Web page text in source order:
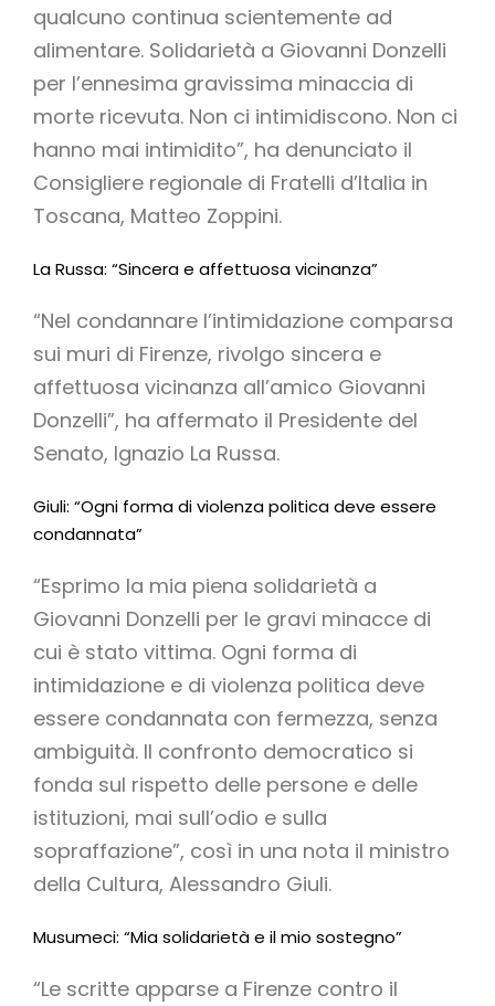
qualcuno continua scientemente ad
alimentare. Solidarietà a Giovanni Donzelli
per l’ennesima gravissima minaccia di
morte ricevuta. Non ci intimidiscono. Non ci
hanno mai intimidito”, ha denunciato il
Consigliere regionale di Fratelli d’Italia in
Toscana, Matteo Zoppini.
La Russa: “Sincera e affettuosa vicinanza”
“Nel condannare l’intimidazione comparsa
sui muri di Firenze, rivolgo sincera e
affettuosa vicinanza all’amico Giovanni
Donzelli”, ha affermato il Presidente del
Senato, Ignazio La Russa.
Giuli: “Ogni forma di violenza politica deve essere
condannata”
“Esprimo la mia piena solidarietà a
Giovanni Donzelli per le gravi minacce di
cui è stato vittima. Ogni forma di
intimidazione e di violenza politica deve
essere condannata con fermezza, senza
ambiguità. Il confronto democratico si
fonda sul rispetto delle persone e delle
istituzioni, mai sull’odio e sulla
sopraffazione”, così in una nota il ministro
della Cultura, Alessandro Giuli.
Musumeci: “Mia solidarietà e il mio sostegno”
“Le scritte apparse a Firenze contro il